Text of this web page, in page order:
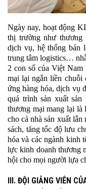
Ngày nay, hoạt động
thị trường như thương
dịch vụ, hệ thống bán
trung tâm logistics…
2 con số của Việt Nam
mại lại ngắn liền chuỗi
ứng hàng hóa, dịch vụ
quá trình sản xuất sản
thương mại mang lại là
cho cả nhà sản xuất
sách, tăng tốc độ lưu
hóa và các ngành kinh
lực kinh doanh thương
hội cho mọi người lựa
III. ĐỘI GIẢNG VIÊN